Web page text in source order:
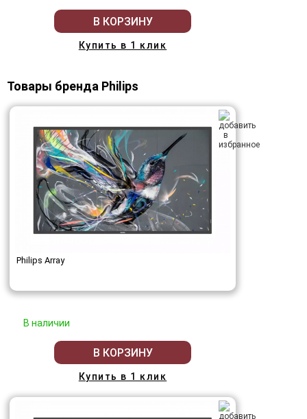
В КОРЗИНУ
Купить в 1 клик
Товары бренда Philips
Philips Array
В наличии
В КОРЗИНУ
Купить в 1 клик